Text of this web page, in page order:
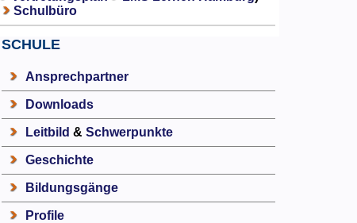
Schulbüro
SCHULE
Ansprechpartner
Downloads
Leitbild & Schwerpunkte
Geschichte
Bildungsgänge
Profile